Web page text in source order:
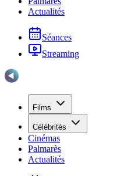
Actualités
Séances
Streaming
Films
Célébrités
Cinémas
Palmarès
Actualités